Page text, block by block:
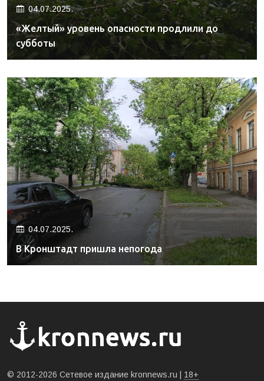
04.07.2025.
«Желтый» уровень опасности продлили до
субботы
04.07.2025.
В Кронштадт пришла непогода
© 2012-2026 Сетевое издание kronnews.ru | 18+